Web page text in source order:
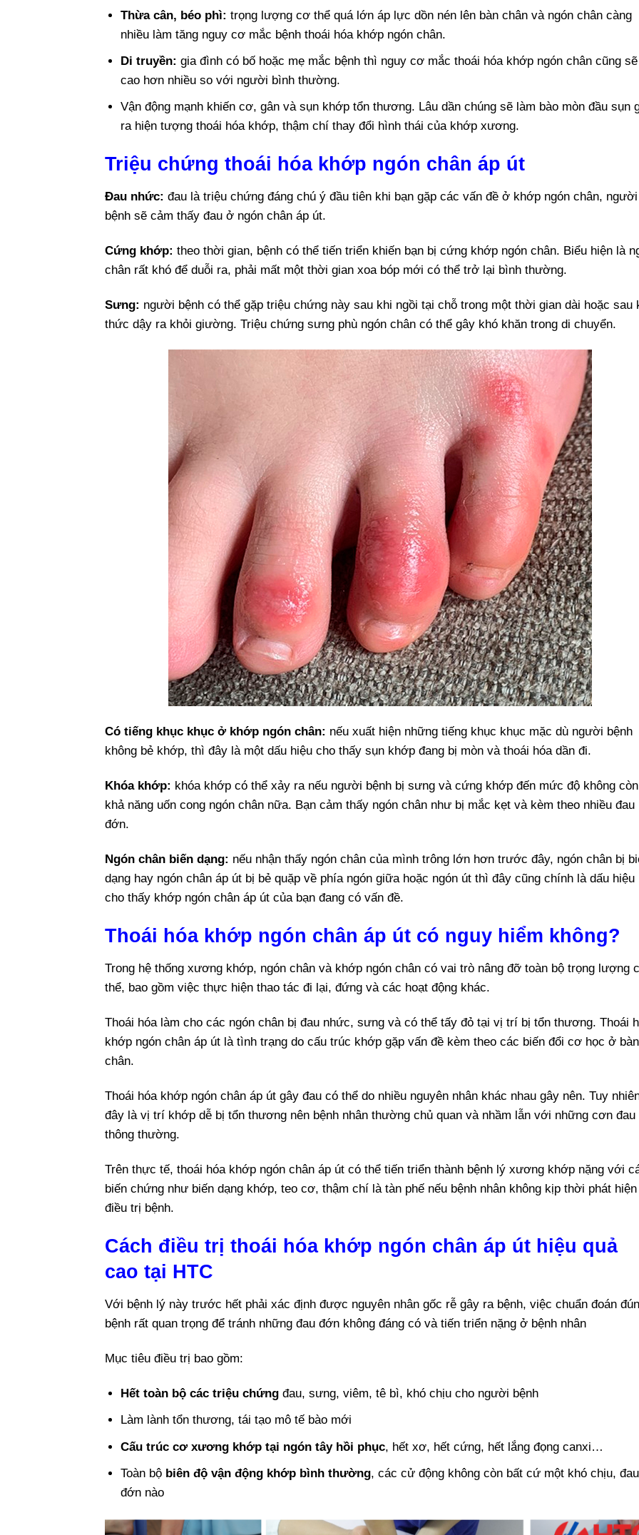
Thừa cân, béo phì: trọng lượng cơ thể quá lớn áp lực dồn nén lên bàn chân và ngón chân càng
nhiều làm tăng nguy cơ mắc bệnh thoái hóa khớp ngón chân.
Di truyền: gia đình có bố hoặc mẹ mắc bệnh thì nguy cơ mắc thoái hóa khớp ngón chân cũng sẽ
cao hơn nhiều so với người bình thường.
Vận động mạnh khiến cơ, gân và sụn khớp tổn thương. Lâu dần chúng sẽ làm bào mòn đầu sụn
ra hiện tượng thoái hóa khớp, thậm chí thay đổi hình thái của khớp xương.
Triệu chứng thoái hóa khớp ngón chân áp út
Đau nhức: đau là triệu chứng đáng chú ý đầu tiên khi bạn gặp các vấn đề ở khớp ngón chân, người
bệnh sẽ cảm thấy đau ở ngón chân áp út.
Cứng khớp: theo thời gian, bệnh có thể tiến triển khiến bạn bị cứng khớp ngón chân. Biểu hiện là
chân rất khó để duỗi ra, phải mất một thời gian xoa bóp mới có thể trở lại bình thường.
Sưng: người bệnh có thể gặp triệu chứng này sau khi ngồi tại chỗ trong một thời gian dài hoặc sau
thức dậy ra khỏi giường. Triệu chứng sưng phù ngón chân có thể gây khó khăn trong di chuyển.
Có tiếng khục khục ở khớp ngón chân: nếu xuất hiện những tiếng khục khục mặc dù người bệnh
không bẻ khớp, thì đây là một dấu hiệu cho thấy sụn khớp đang bị mòn và thoái hóa dần đi.
Khóa khớp: khóa khớp có thể xảy ra nếu người bệnh bị sưng và cứng khớp đến mức độ không còn
khả năng uốn cong ngón chân nữa. Bạn cảm thấy ngón chân như bị mắc kẹt và kèm theo nhiều đau
đớn.
Ngón chân biến dạng: nếu nhận thấy ngón chân của mình trông lớn hơn trước đây, ngón chân bị
dạng hay ngón chân áp út bị bẻ quặp về phía ngón giữa hoặc ngón út thì đây cũng chính là dấu hiệu
cho thấy khớp ngón chân áp út của bạn đang có vấn đề.
Thoái hóa khớp ngón chân áp út có nguy hiểm không?
Trong hệ thống xương khớp, ngón chân và khớp ngón chân có vai trò nâng đỡ toàn bộ trọng lượng
thể, bao gồm việc thực hiện thao tác đi lại, đứng và các hoạt động khác.
Thoái hóa làm cho các ngón chân bị đau nhức, sưng và có thể tấy đỏ tại vị trí bị tổn thương. Thoái
khớp ngón chân áp út là tình trạng do cấu trúc khớp gặp vấn đề kèm theo các biến đổi cơ học ở bàn
chân.
Thoái hóa khớp ngón chân áp út gây đau có thể do nhiều nguyên nhân khác nhau gây nên. Tuy
đây là vị trí khớp dễ bị tổn thương nên bệnh nhân thường chủ quan và nhầm lẫn với những cơn đau
thông thường.
Trên thực tế, thoái hóa khớp ngón chân áp út có thể tiến triển thành bệnh lý xương khớp nặng với
biến chứng như biến dạng khớp, teo cơ, thậm chí là tàn phế nếu bệnh nhân không kịp thời phát
điều trị bệnh.
Cách điều trị thoái hóa khớp ngón chân áp út hiệu quả
cao tại HTC
Với bệnh lý này trước hết phải xác định được nguyên nhân gốc rễ gây ra bệnh, việc chuẩn đoán
bệnh rất quan trọng để tránh những đau đớn không đáng có và tiến triển nặng ở bệnh nhân
Mục tiêu điều trị bao gồm:
Hết toàn bộ các triệu chứng đau, sưng, viêm, tê bì, khó chịu cho người bệnh
Làm lành tổn thương, tái tạo mô tế bào mới
Cấu trúc cơ xương khớp tại ngón tây hồi phục, hết xơ, hết cứng, hết lắng đọng canxi…
Toàn bộ biên độ vận động khớp bình thường, các cử động không còn bất cứ một khó chịu, đau
đớn nào